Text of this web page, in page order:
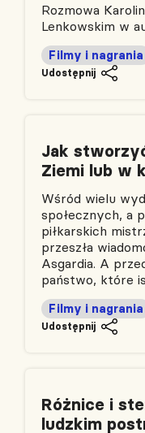
Rozmowa
Lenkowskim w
Filmy i nagrania
Udostępnij
Jak
Ziemi lub w
Wśród wielu
społecznych, a
piłkarskich
przeszła
Asgardia. A
państwo, które
Filmy i nagrania
Udostępnij
Różnice i
ludzkim